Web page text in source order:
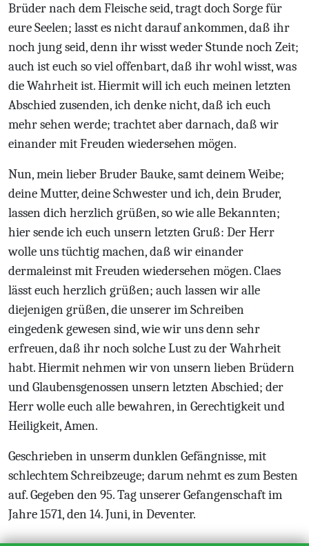
Brüder nach dem Fleische seid, tragt doch Sorge für
eure Seelen; lasst es nicht darauf ankommen, daß ihr
noch jung seid, denn ihr wisst weder Stunde noch Zeit;
auch ist euch so viel offenbart, daß ihr wohl wisst, was
die Wahrheit ist. Hiermit will ich euch meinen letzten
Abschied zusenden, ich denke nicht, daß ich euch
mehr sehen werde; trachtet aber darnach, daß wir
einander mit Freuden wiedersehen mögen.
Nun, mein lieber Bruder Bauke, samt deinem Weibe;
deine Mutter, deine Schwester und ich, dein Bruder,
lassen dich herzlich grüßen, so wie alle Bekannten;
hier sende ich euch unsern letzten Gruß: Der Herr
wolle uns tüchtig machen, daß wir einander
dermaleinst mit Freuden wiedersehen mögen. Claes
lässt euch herzlich grüßen; auch lassen wir alle
diejenigen grüßen, die unserer im Schreiben
eingedenk gewesen sind, wie wir uns denn sehr
erfreuen, daß ihr noch solche Lust zu der Wahrheit
habt. Hiermit nehmen wir von unsern lieben Brüdern
und Glaubensgenossen unsern letzten Abschied; der
Herr wolle euch alle bewahren, in Gerechtigkeit und
Heiligkeit, Amen.
Geschrieben in unserm dunklen Gefängnisse, mit
schlechtem Schreibzeuge; darum nehmt es zum Besten
auf. Gegeben den 95. Tag unserer Gefangenschaft im
Jahre 1571, den 14. Juni, in Deventer.